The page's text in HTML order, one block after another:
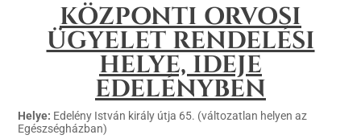
KÖZPONTI ORVOSI
ÜGYELET RENDELÉSI
HELYE, IDEJE
EDELÉNYBEN
Helye: Edelény István király útja 65. (változatlan helyen az
Egészségházban)